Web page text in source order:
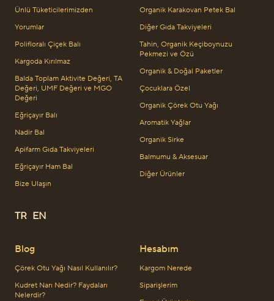
Ünlü Tüketicilerimizden
Yorumlar
Polifloralı Çiçek Balı
Kargoda Kırılmaz
Balda Toplam Aktivite Değeri, TA
Değeri, UMF Değeri ve MGO
Değeri
Eğriçayır Balı
Nadir Bal
Apifarm Gıda Takviyeleri
Eğriçayır Ham Bal
Bize Ulaşın
TR EN
Blog
Çörek Otu Yağı Nasıl Kullanılır?
Kudret Narı Nedir? Faydaları
Nelerdir?
Organik Karakovan Petek Bal
Diğer Gıda Takviyeleri
Tahin, Organik Keçiboynuzu
Pekmezi ve Özü
Organik & Doğal Paketler
Çocuklara Özel
Organik Çörek Otu Yağı
Aromatik Yağlar
Organik Sirke
Balmumu & Aksesuar
Diğer Ürünler
Hesabım
Kargom Nerede
Siparişlerim